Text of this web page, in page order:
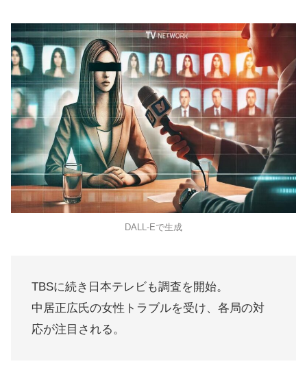
DALL-Eで生成
TBSに続き日本テレビも調査を開始。
中居正広氏の女性トラブルを受け、各局の対
応が注目される。